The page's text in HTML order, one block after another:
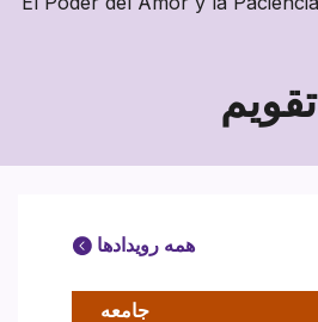
تقویم
همه رویدادها
جامعه